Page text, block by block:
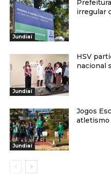
Jundiaí
irregular
Jundiaí
HSV
nacional
Jundiaí
Jogos
atletismo